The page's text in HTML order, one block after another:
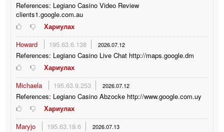
References: Legiano Casino Video Review
clients1.google.com.au
Хариулах
Howard
195.63.6.138 2026.07.12
References: Legiano Casino Live Chat http://maps.google.dm
Хариулах
Michaela
195.63.9.253 2026.07.12
References: Legiano Casino Abzocke http://www.google.com.uy
Хариулах
Maryjo
195.63.19.6 2026.07.13